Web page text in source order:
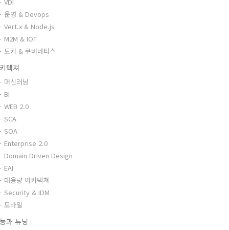
운영 & Devops
Vert.x & Node.js
M2M & IOT
도커 & 쿠버네티스
텍쳐
머신러닝
BI
WEB 2.0
SCA
SOA
Enterprise 2.0
Domain Driven Design
EAI
대용량 아키텍쳐
Security & IDM
모바일
과 튜닝